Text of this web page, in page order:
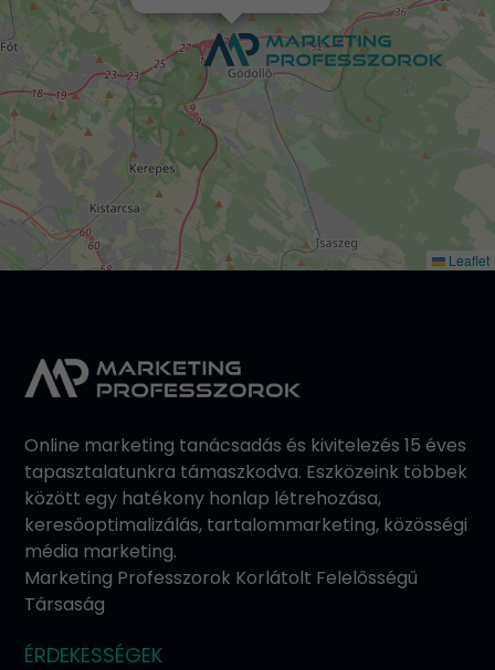
Leaflet
Online marketing tanácsadás és kivitelezés 15 éves
tapasztalatunkra támaszkodva. Eszközeink többek
között egy hatékony honlap létrehozása,
keresőoptimalizálás, tartalommarketing, közösségi
média marketing.
Marketing Professzorok Korlátolt Felelősségű
Társaság
ÉRDEKESSÉGEK